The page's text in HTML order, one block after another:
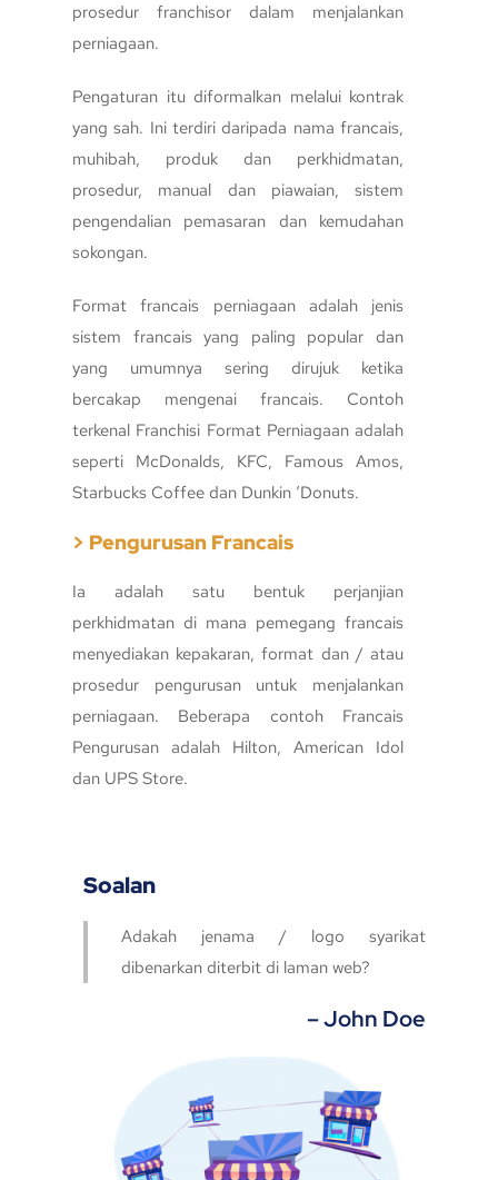
prosedur franchisor dalam menjalankan
perniagaan.
Pengaturan itu diformalkan melalui kontrak
yang sah. Ini terdiri daripada nama francais,
muhibah, produk dan perkhidmatan,
prosedur, manual dan piawaian, sistem
pengendalian pemasaran dan kemudahan
sokongan.
Format francais perniagaan adalah jenis
sistem francais yang paling popular dan
yang umumnya sering dirujuk ketika
bercakap mengenai francais. Contoh
terkenal Franchisi Format Perniagaan adalah
seperti McDonalds, KFC, Famous Amos,
Starbucks Coffee dan Dunkin ‘Donuts.
> Pengurusan Francais
Ia adalah satu bentuk perjanjian
perkhidmatan di mana pemegang francais
menyediakan kepakaran, format dan / atau
prosedur pengurusan untuk menjalankan
perniagaan. Beberapa contoh Francais
Pengurusan adalah Hilton, American Idol
dan UPS Store.
Soalan
Adakah jenama / logo syarikat
dibenarkan diterbit di laman web?
– John Doe